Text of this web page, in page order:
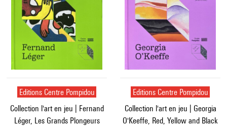
Editions Centre Pompidou
Collection l'art en jeu | Fernand
Léger, Les Grands Plongeurs
Editions Centre Pompidou
Collection l'art en jeu | Georgia
O'Keeffe, Red, Yellow and Black